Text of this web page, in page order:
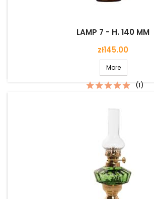
LAMP 7 - H. 140 MM
Price
zł145.00
More
(1)